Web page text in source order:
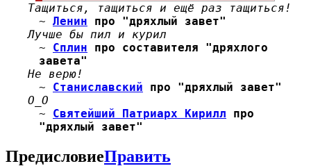
Тащиться, тащиться и ещё раз тащиться!
~ Ленин про "дряхлый завет"
Лучше бы пил и курил
~ Сплин про составителя "дряхлого
завета"
Не верю!
~ Станиславский про "дряхлый завет"
О_О
~ Святейший Патриарх Кирилл про
"дряхлый завет"
ПредисловиеПравить